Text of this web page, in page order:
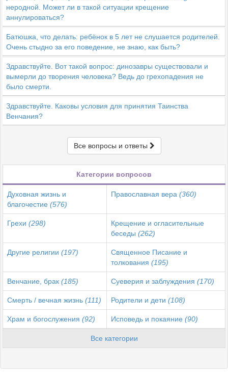
неродной. Может ли в такой ситуации крещение
аннулироваться?
Батюшка, что делать: ребёнок в 5 лет не слушается родителей.
Очень стыдно за его поведение, не знаю, как быть?
Здравствуйте. Вот такой вопрос: динозавры существовали и
вымерли до творения человека? Ведь до грехопадения не
было смерти.
Здравствуйте. Каковы условия для принятия Таинства
Венчания?
Все вопросы и ответы
Категории вопросов
Духовная жизнь и
благочестие (576)
Православная вера (360)
Грехи (298)
Крещение и огласительные
беседы (262)
Другие религии (197)
Священное Писание и
толкования (195)
Венчание, брак (185) Суеверия и заблуждения (170)
Смерть / вечная жизнь (111) Родители и дети (108)
Храм и богослужения (92) Исповедь и покаяние (90)
Все категории